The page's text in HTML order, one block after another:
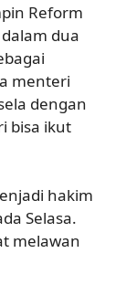
Reform
dua
menteri
dengan
bisa ikut
hakim
Selasa.
melawan